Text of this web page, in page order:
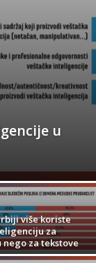
u
više koriste
za
za tekstove